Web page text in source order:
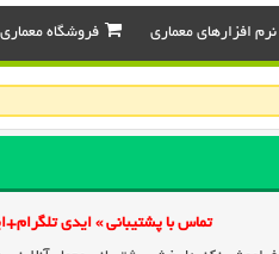
نرم افزارهای معماری فروشگاه معماری
تماس با پشتیبانی » ایدی